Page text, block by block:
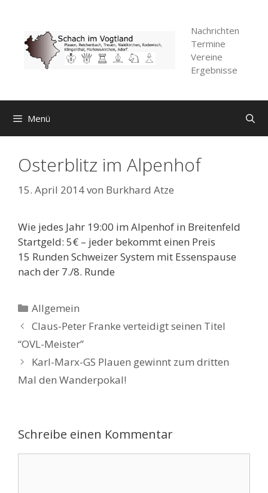
springen
Nachrichten
Termine
Vereine
Ergebnisse
Menü
Osterblitz im Alpenhof
15. April 2014von Burkhard Atze
Wie jedes Jahr 19:00 im Alpenhof in Breitenfeld
Startgeld: 5€ – jeder bekommt einen Preis
15 Runden Schweizer System mit Essenspause
nach der 7./8. Runde
Kategorien
Allgemein
Claus-Peter Franke verteidigt seinen Titel
“OVL-Meister”
Karl-Marx-GS Plauen gewinnt zum dritten
Mal den Wanderpokal!
Schreibe einen Kommentar